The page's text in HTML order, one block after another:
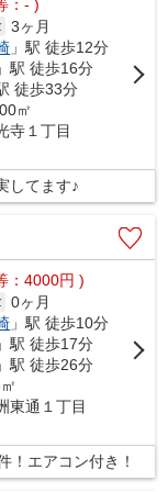
：- )
3ヶ月
」駅 徒歩12分
」駅 徒歩16分
徒歩33分
㎡
寺１丁目
してます♪
：4000円 )
0ヶ月
」駅 徒歩10分
」駅 徒歩17分
」駅 徒歩26分
東通１丁目
！エアコン付き！